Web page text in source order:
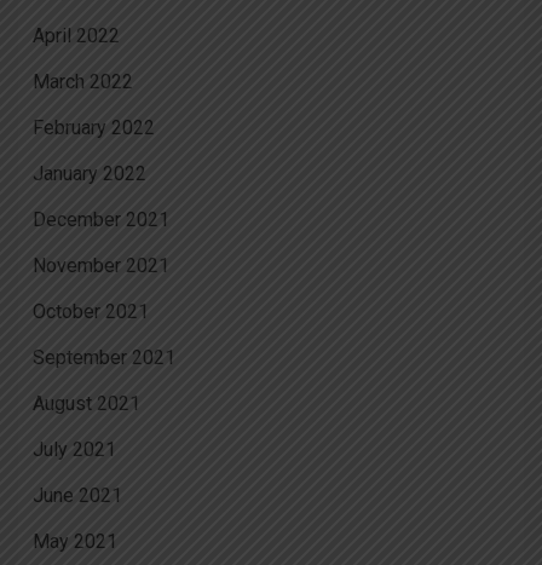
April 2022
March 2022
February 2022
January 2022
December 2021
November 2021
October 2021
September 2021
August 2021
July 2021
June 2021
May 2021